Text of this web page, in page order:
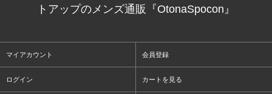
トアップのメンズ通販『OtonaSpocon』
マイアカウント 会員登録
ログイン カートを見る